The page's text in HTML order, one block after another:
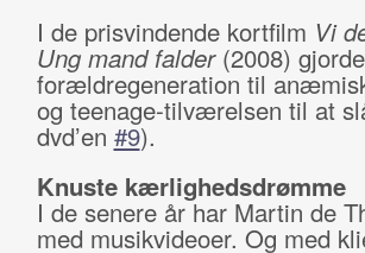
I de prisvindende kortfilm Vi
Ung mand falder(2008)
forældregeneration til
og teenage-tilværelsen til at
dvd’en #9).
Knuste kærlighedsdrømme
I de senere år har Martin de
med musikvideoer. Og med